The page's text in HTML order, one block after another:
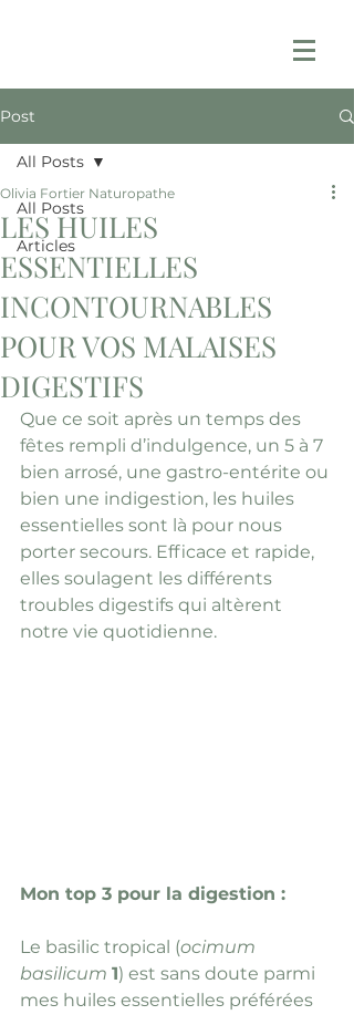
Post
All Posts
Articles
All Posts
LES HUILES
ESSENTIELLES
INCONTOURNABLES
POUR VOS MALAISES
DIGESTIFS
Olivia Fortier Naturopathe
Que ce soit après un temps des
fêtes rempli d’indulgence, un 5 à 7
bien arrosé, une gastro-entérite ou
bien une indigestion, les huiles
essentielles sont là pour nous
porter secours. Efficace et rapide,
elles soulagent les différents
troubles digestifs qui altèrent
notre vie quotidienne.
Mon top 3 pour la digestion :
Le basilic tropical (ocimum
basilicum 1) est sans doute parmi
mes huiles essentielles préférées